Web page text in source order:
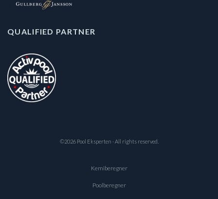
QUALIFIED PARTNER
©2026 Pool Eksperten · All rights reserved.
Kemiberegner
Poolberegner